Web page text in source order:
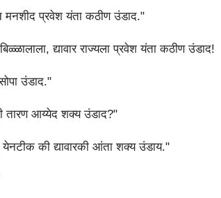
मनशीद प्रवेश यंता कठीण उंडाद."
द्यावार राज्यला प्रवेश यंता कठीण उंडाद!
उंडाद."
तारण आय्येद शक्य उंडाद?"
की द्यावारकी आंता शक्य उंडाय."